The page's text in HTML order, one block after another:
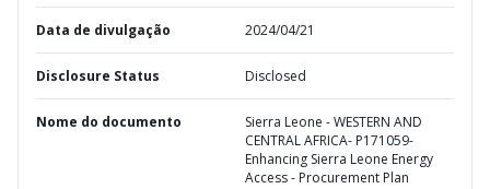
Data de divulgação 2024/04/21
Disclosure Status Disclosed
Nome do documento
Sierra Leone - WESTERN AND
CENTRAL AFRICA- P171059-
Enhancing Sierra Leone Energy
Access - Procurement Plan